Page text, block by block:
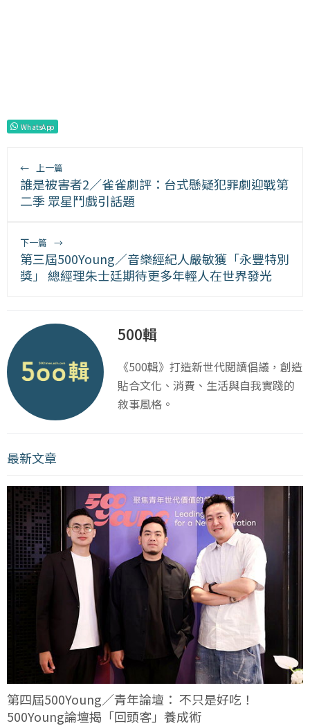
WhatsApp
← 上一篇
誰是被害者2／雀雀劇評：台式懸疑犯罪劇迎戰第
二季 眾星鬥戲引話題
下一篇 →
第三屆500Young／音樂經紀人嚴敏獲「永豐特別
獎」 總經理朱士廷期待更多年輕人在世界發光
500輯
《500輯》打造新世代閱讀倡議，創造
貼合文化、消費、生活與自我實踐的
敘事風格。
最新文章
第四屆500Young／青年論壇： 不只是好吃！
500Young論壇揭「回頭客」養成術